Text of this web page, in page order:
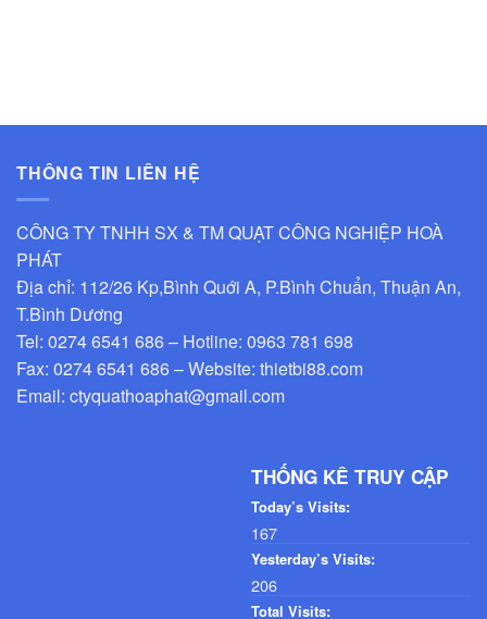
THÔNG TIN LIÊN HỆ
CÔNG TY TNHH SX & TM QUẠT CÔNG NGHIỆP HOÀ
PHÁT
Địa chỉ: 112/26 Kp,Bình Quới A, P.Bình Chuẩn, Thuận An,
T.Bình Dương
Tel: 0274 6541 686 – Hotline: 0963 781 698
Fax: 0274 6541 686 – Website: thietbi88.com
Email: ctyquathoaphat@gmail.com
THỐNG KÊ TRUY CẬP
Today’s Visits:
167
Yesterday’s Visits:
206
Total Visits: